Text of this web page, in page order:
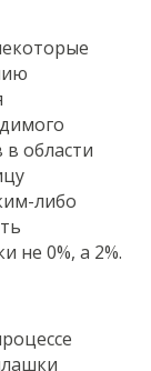
области
либо
не 0%, а 2%.